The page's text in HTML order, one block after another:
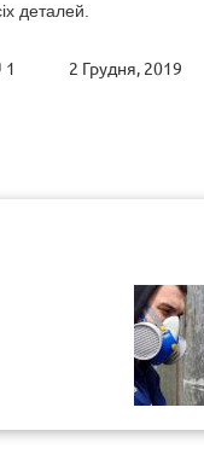
деталей.
1 2 Грудня, 2019